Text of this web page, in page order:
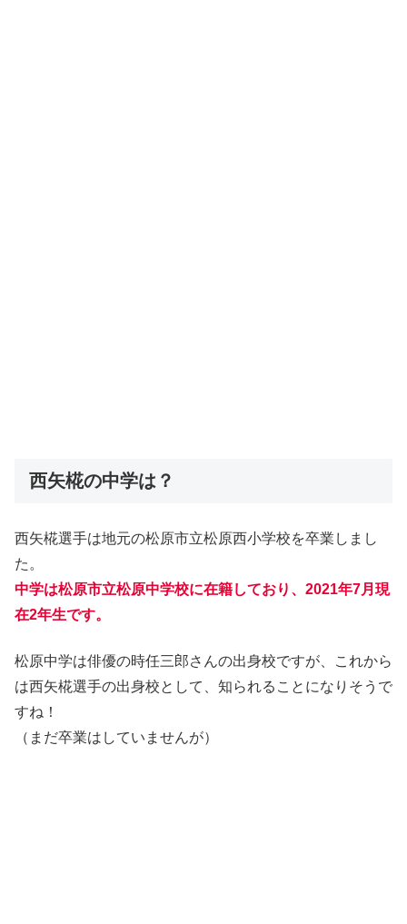
西矢椛の中学は？
西矢椛選手は地元の松原市立松原西小学校を卒業しまし
た。
中学は松原市立松原中学校に在籍しており、2021年7月現
在2年生です。
松原中学は俳優の時任三郎さんの出身校ですが、これから
は西矢椛選手の出身校として、知られることになりそうで
すね！
（まだ卒業はしていませんが）